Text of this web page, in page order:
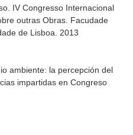
IV Congresso Internacional
outras Obras. Facudade
de Lisboa. 2013
ambiente: la percepción del
impartidas en Congreso